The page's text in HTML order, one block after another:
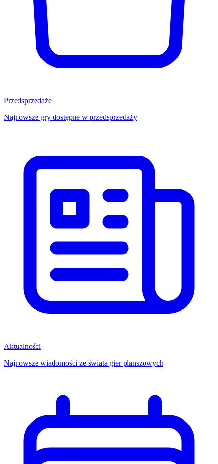
Przedsprzedaże
Najnowsze gry dostępne w przedsprzedaży
Aktualności
Najnowsze wiadomości ze świata gier planszowych